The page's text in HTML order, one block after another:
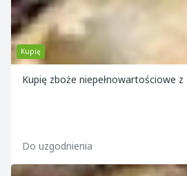
Kupię
Kupię zboże niepełnowartościowe
Do uzgodnienia